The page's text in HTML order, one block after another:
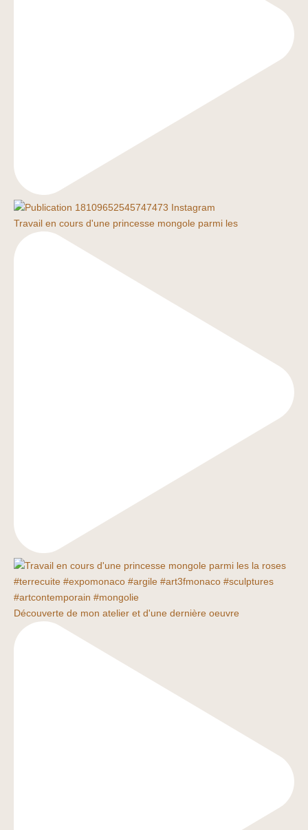
Travail en cours d'une princesse mongole parmi les
Découverte de mon atelier et d'une dernière oeuvre